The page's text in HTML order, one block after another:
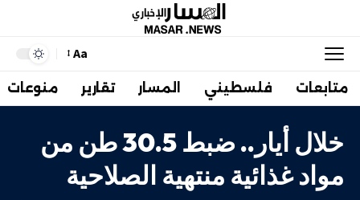
Aa
متابعات فلسطيني المسار تقارير منوعات
خلال أيار.. ضبط 30.5 طن من
مواد غذائية منتهية الصلاحية